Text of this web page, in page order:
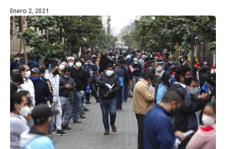
Enero 2, 2021